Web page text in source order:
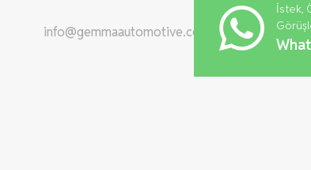
info@gemmaautomotive.com
İstek,